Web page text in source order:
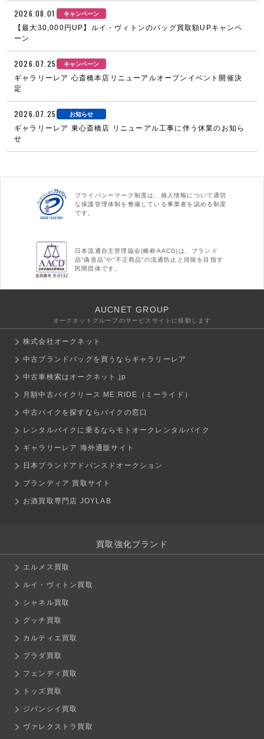
2026.08.01 キャンペーン
【最大30,000円UP】ルイ・ヴィトンのバッグ買取額UPキャンペ
ーン
2026.07.25 キャンペーン
ギャラリーレア 心斎橋本店リニューアルオープンイベント開催決
定
2026.07.25 お知らせ
ギャラリーレア 東心斎橋店 リニューアル工事に伴う休業のお知ら
せ
プライバシーマーク制度は、個人情報について適切
な保護管理体制を整備している事業者を認める制度
です。
日本流通自主管理協会(略称AACD)は、ブランド
品“偽造品”や“不正商品”の流通防止と排除を目指す
民間団体です。
AUCNET GROUP
オークネットグループのサービスサイトに移動します
株式会社オークネット
中古ブランドバッグを買うならギャラリーレア
中古車検索はオークネット.jp
月額中古バイクリース ME:RIDE（ミーライド）
中古バイクを探すならバイクの窓口
レンタルバイクに乗るならモトオークレンタルバイク
ギャラリーレア 海外通販サイト
日本ブランドアドバンスドオークション
ブランディア 買取サイト
お酒買取専門店 JOYLAB
買取強化ブランド
エルメス買取
ルイ・ヴィトン買取
シャネル買取
グッチ買取
カルティエ買取
プラダ買取
フェンディ買取
トッズ買取
ジバンシイ買取
ヴァレクストラ買取